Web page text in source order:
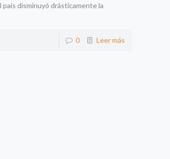
disminuyó drásticamente la
0 Leer más